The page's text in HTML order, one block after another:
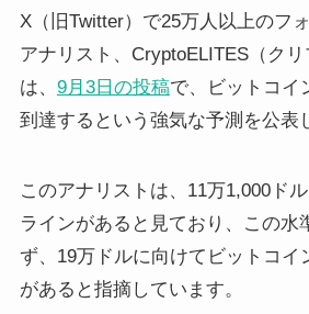
X（旧Twitter）で25万人以上のフ
アナリスト、CryptoELITES（クリ
は、 9月3日の投稿で、ビットコイ
到達するという強気な予測を公表
このアナリストは、11万1,000ド
ラインがあると見ており、この水
ず、19万ドルに向けてビットコイ
があると指摘しています。